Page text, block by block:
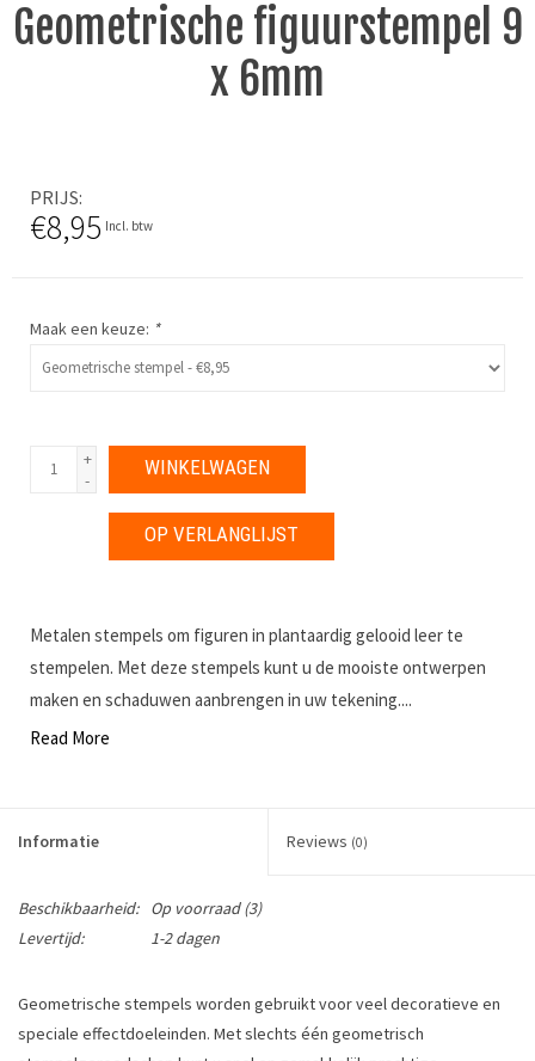
Geometrische figuurstempel 9
x 6mm
PRIJS
€8,95 Incl. btw
Maak een keuze: *
+
-
WINKELWAGEN
OP VERLANGLIJST
Metalen stempels om figuren in plantaardig gelooid leer te
stempelen. Met deze stempels kunt u de mooiste ontwerpen
maken en schaduwen aanbrengen in uw tekening....
Read More
Informatie Reviews (0)
Beschikbaarheid: Op voorraad(3)
Levertijd:
1-2 dagen
Geometrische stempels worden gebruikt voor veel decoratieve en
speciale effectdoeleinden. Met slechts één geometrisch